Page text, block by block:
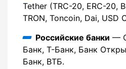
Tether (TRC-20, ERC-20,
TRON, Toncoin, Dai, USD
Российские банки —
Банк, Т-Банк, Банк
Банк, ВТБ.